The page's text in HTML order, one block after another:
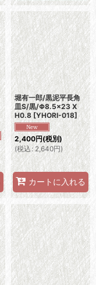
堀有一郎/黒泥平長角
皿S/黒/Φ8.5×23 X
H0.8 [YHORI-018]
2,400円(税別)
(税込: 2,640円)
カートに入れる